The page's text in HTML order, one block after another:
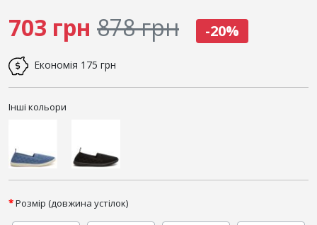
703 грн 878 грн -20%
Економія 175 грн
Інші кольори
Розмір (довжина устілок)